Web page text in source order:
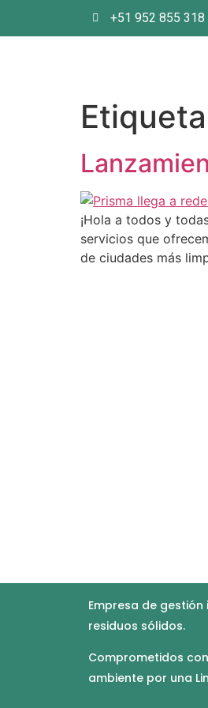
+51 952 855 318
¡Hola a todos y
servicios que
de ciudades más
Empresa de
residuos sólidos.
Comprometidos
ambiente por una